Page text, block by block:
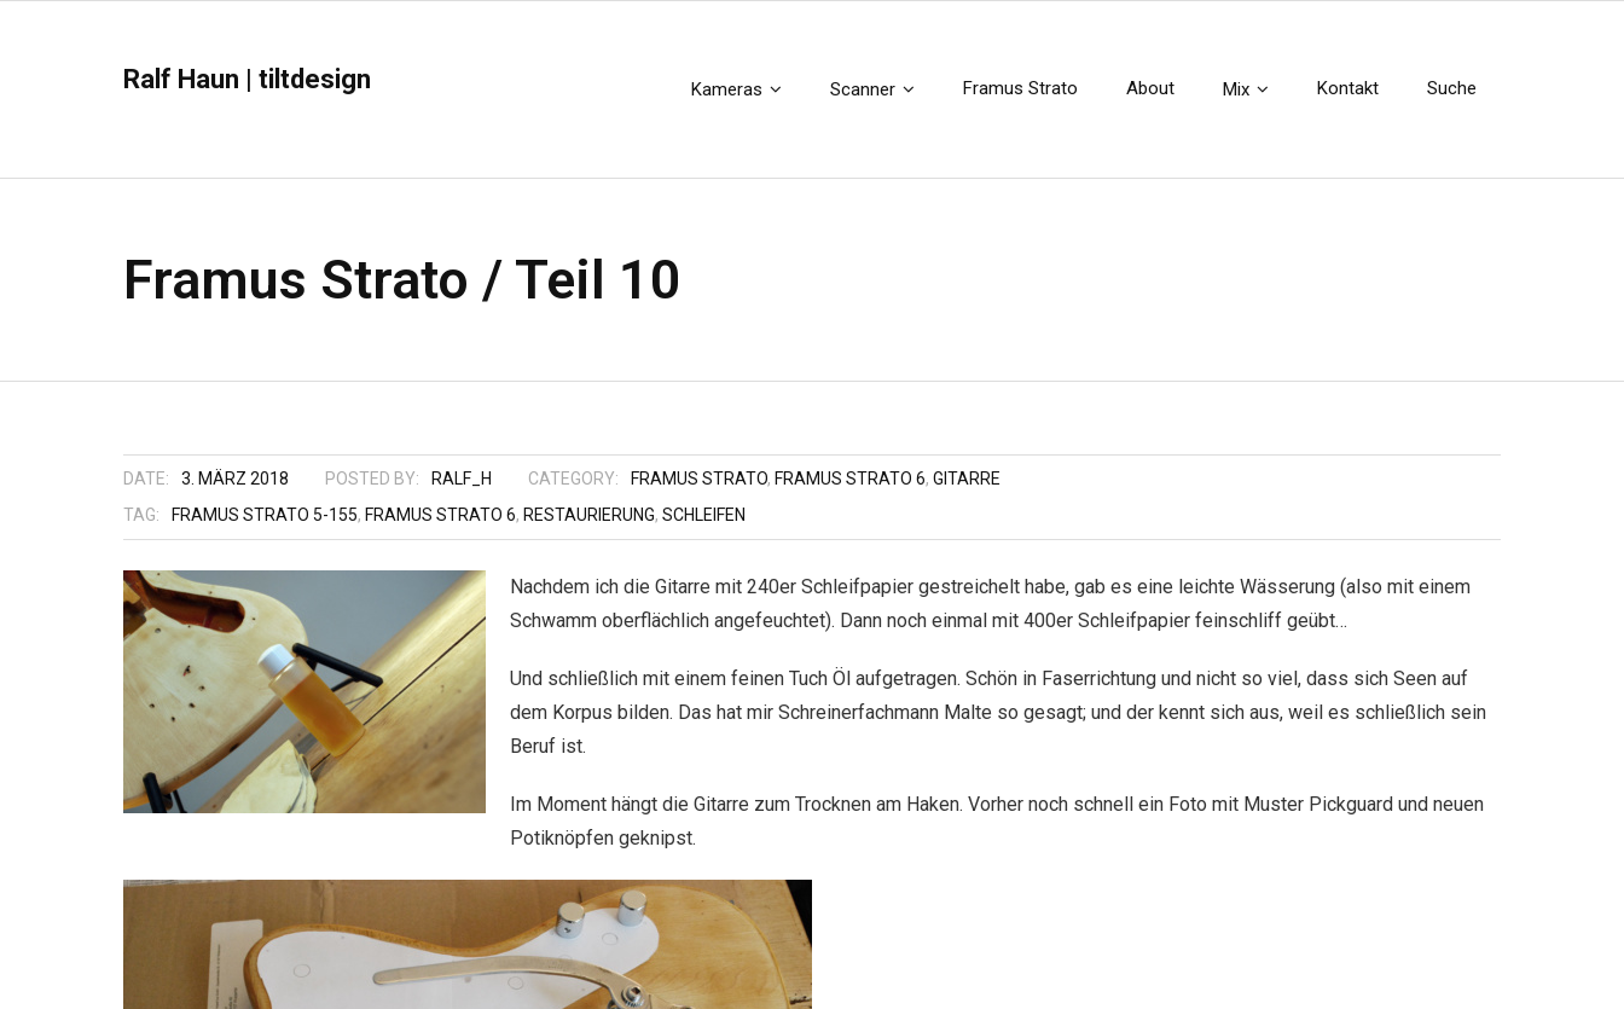
Ralf Haun | tiltdesign Kameras Scanner Framus Strato About Mix Kontakt Suche
Framus Strato / Teil 10
DATE: 3. MÄRZ 2018 POSTED BY: RALF_H CATEGORY: FRAMUS STRATO, FRAMUS STRATO 6, GITARRE
TAG:
FRAMUS STRATO 5-155, FRAMUS STRATO 6, RESTAURIERUNG, SCHLEIFEN
Nachdem ich die Gitarre mit 240er Schleifpapier gestreichelt habe, gab es eine leichte Wässerung (also mit einem
Schwamm oberflächlich angefeuchtet). Dann noch einmal mit 400er Schleifpapier feinschliff geübt…
Und schließlich mit einem feinen Tuch Öl aufgetragen. Schön in Faserrichtung und nicht so viel, dass sich Seen auf
dem Korpus bilden. Das hat mir Schreinerfachmann Malte so gesagt; und der kennt sich aus, weil es schließlich sein
Beruf ist.
Im Moment hängt die Gitarre zum Trocknen am Haken. Vorher noch schnell ein Foto mit Muster Pickguard und neuen
Potiknöpfen geknipst.